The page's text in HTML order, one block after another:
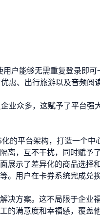
户能够无需重复登录即
惠、出行旅游以及音频
业众多，这赋予了平台
的平台架构，打造一个
，互不干扰，同时赋予
示了差异化的商品选择
用户在卡券系统完成兑
决方案。这不局限于企
满意度和幸福感，覆盖